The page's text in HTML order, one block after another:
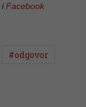
iFacebook
#odgovor